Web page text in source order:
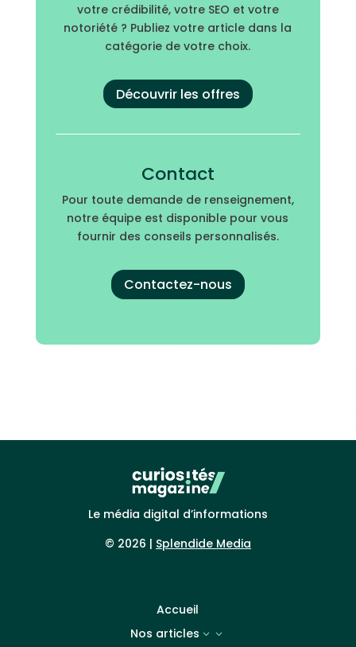
votre crédibilité, votre SEO et votre
notoriété ? Publiez votre article dans la
catégorie de votre choix.
Découvrir les offres
Contact
Pour toute demande de renseignement,
notre équipe est disponible pour vous
fournir des conseils personnalisés.
Contactez-nous
Le média digital d’informations
© 2026 | Splendide Media
Accueil
Nos articles
3